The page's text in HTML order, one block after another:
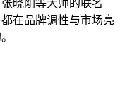
晓刚等大师的联名
在品牌调性与市场亮